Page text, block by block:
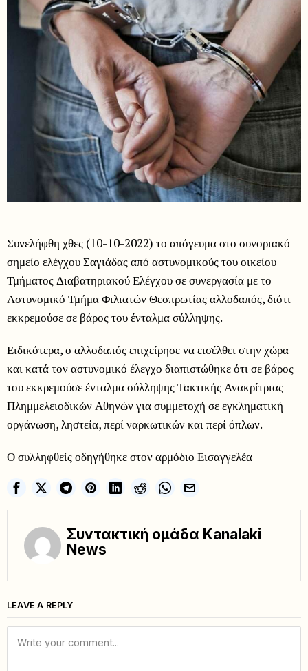
=
Συνελήφθη χθες (10-10-2022) το απόγευμα στο συνοριακό
σημείο ελέγχου Σαγιάδας από αστυνομικούς του οικείου
Τμήματος Διαβατηριακού Ελέγχου σε συνεργασία με το
Αστυνομικό Τμήμα Φιλιατών Θεσπρωτίας αλλοδαπός, διότι
εκκρεμούσε σε βάρος του ένταλμα σύλληψης.
Ειδικότερα, ο αλλοδαπός επιχείρησε να εισέλθει στην χώρα
και κατά τον αστυνομικό έλεγχο διαπιστώθηκε ότι σε βάρος
του εκκρεμούσε ένταλμα σύλληψης Τακτικής Ανακρίτριας
Πλημμελειοδικών Αθηνών για συμμετοχή σε εγκληματική
οργάνωση, ληστεία, περί ναρκωτικών και περί όπλων.
Ο συλληφθείς οδηγήθηκε στον αρμόδιο Εισαγγελέα
Συντακτική ομάδα Kanalaki
News
LEAVE A REPLY